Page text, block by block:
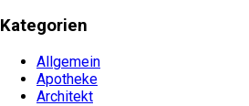
Kategorien
Allgemein
Apotheke
Architekt